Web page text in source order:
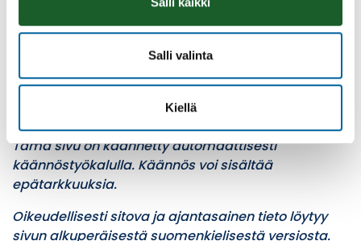
Salli valinta
Kiellä
Lasi-, metalli-, kartonki- ja muovipakkausten
syväsäiliöiden tyhjennykset: Koko toimialue
Vaihtolavojen tyhjennykset: Virrat, Ikaalinen,
Tämä sivu on käännetty automaattisesti
käännöstyökalulla. Käännös voi sisältää
epätarkkuuksia.
Oikeudellisesti sitova ja ajantasainen tieto löytyy
sivun alkuperäisestä suomenkielisestä versiosta.